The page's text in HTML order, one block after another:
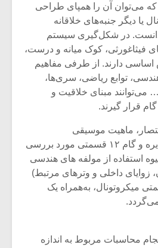
می‌توان آن را همپای طراحی
یا دیگر جنبه‌های خلاقانه
در شکل‌گیری سیستم
فیثاغورثی، کوک میانه و درست،
دارند. از طرفی مفاهیم
توابع ریاضی، سری‌ها،
می‌توانند مبنای خلاقیت و
قرار گیرند.
ماهیت موسیقی
میکروتونال، ساختار دایره و گام ۱۲ قسمتی مورد بررسی
استفاده از مولفه های هندسی
زوایای داخلی و وترهای مرتبط)
گام ۱۲ قسمتی میکروتونال، به‌همراه یک
محاسبات مربوط به اندازه
بر موسیقی
«متری
توانی
باشی،
باش
سکانسی